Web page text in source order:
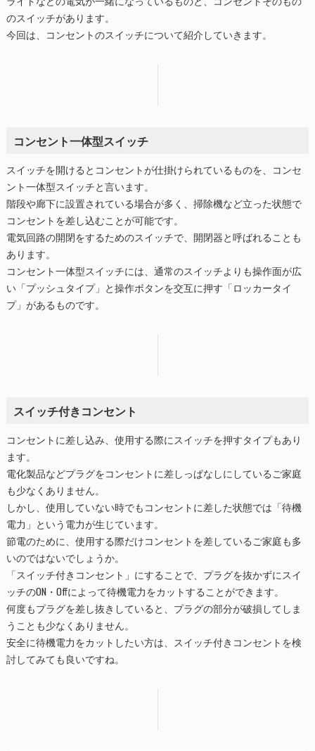
のスイッチがあります。
今回は、コンセントのスイッチについて紹介していきます。
コンセント一体型スイッチ
スイッチを開けるとコンセントが仕掛けられているものを、コンセ
ント一体型スイッチと言います。
階段や廊下に設置されている場合が多く、掃除機など立った状態で
コンセントを差し込むことが可能です。
電気回路の開閉をするためのスイッチで、開閉器と呼ばれることも
あります。
コンセント一体型スイッチには、通常のスイッチよりも操作面が広
い「プッシュタイプ」と操作ボタンを交互に押す「ロッカータイ
プ」があるものです。
スイッチ付きコンセント
コンセントに差し込み、使用する際にスイッチを押すタイプもあり
ます。
電化製品などプラグをコンセントに差しっぱなしにしているご家庭
も少なくありません。
しかし、使用していない時でもコンセントに差した状態では「待機
電力」という電力が生じています。
節電のために、使用する際だけコンセントを差しているご家庭も多
いのではないでしょうか。
「スイッチ付きコンセント」にすることで、プラグを抜かずにスイ
ッチのON・Offによって待機電力をカットすることができます。
何度もプラグを差し抜きしていると、プラグの部分が破損してしま
うことも少なくありません。
安全に待機電力をカットしたい方は、スイッチ付きコンセントを検
討してみても良いですね。